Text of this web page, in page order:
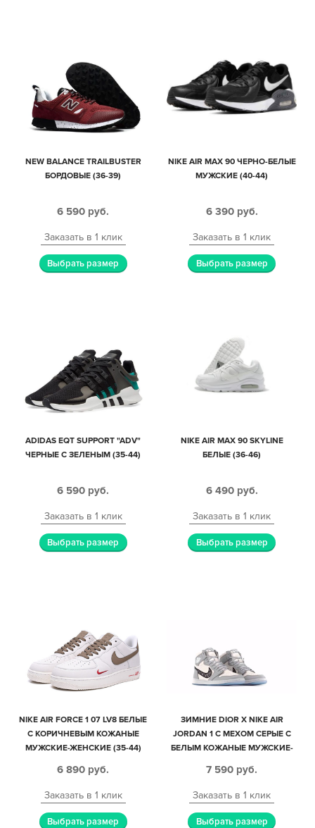
NEW BALANCE TRAILBUSTER
БОРДОВЫЕ (36-39)
6 590 руб.
Заказать в 1 клик
Выбрать размер
NIKE AIR MAX 90 ЧЕРНО-БЕЛЫЕ
МУЖСКИЕ (40-44)
6 390 руб.
Заказать в 1 клик
Выбрать размер
ADIDAS EQT SUPPORT "ADV"
ЧЕРНЫЕ С ЗЕЛЕНЫМ (35-44)
6 590 руб.
Заказать в 1 клик
Выбрать размер
NIKE AIR MAX 90 SKYLINE
БЕЛЫЕ (36-46)
6 490 руб.
Заказать в 1 клик
Выбрать размер
NIKE AIR FORCE 1 07 LV8 БЕЛЫЕ
С КОРИЧНЕВЫМ КОЖАНЫЕ
МУЖСКИЕ-ЖЕНСКИЕ (35-44)
6 890 руб.
Заказать в 1 клик
Выбрать размер
ЗИМНИЕ DIOR X NIKE AIR
JORDAN 1 С МЕХОМ СЕРЫЕ С
БЕЛЫМ КОЖАНЫЕ МУЖСКИЕ-
7 590 руб.
Заказать в 1 клик
Выбрать размер